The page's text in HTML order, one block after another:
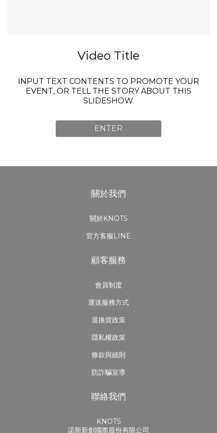
Video Title
INPUT TEXT CONTENTS TO PROMOTE YOUR
EVENT, OR TELL THE STORY ABOUT THIS
SLIDESHOW.
ENTER
關於我們
關於KNOTS
官方客服LINE
顧客服務
會員制度
運送服務方式
退換貨政策
隱私權政策
條款與細則
防詐騙宣導
聯絡我們
KNOTS
諾斯新創國際股份有限公司